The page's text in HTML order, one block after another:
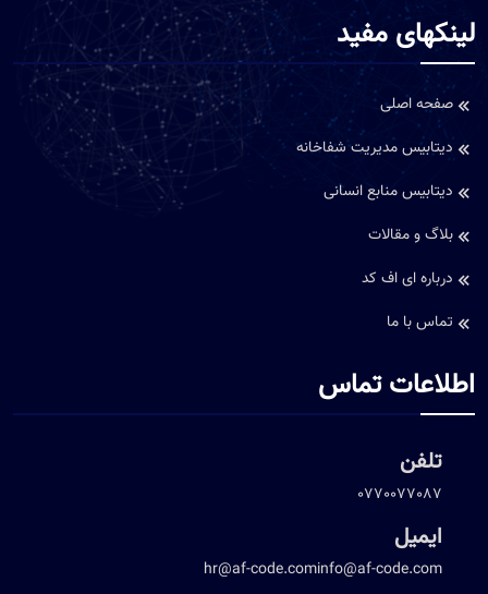
مفید
صفحه اصلی
دیتابیس مدیریت شفاخانه
دیتابیس منابع انسانی
بلاگ و مقالات
درباره ای اف کد
تماس با ما
تماس
تلفن
0770077087
ایمیل
info@af-code.com
hr@af-code.com